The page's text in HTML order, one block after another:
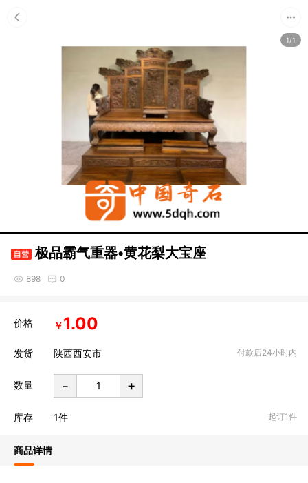
1/1
极品霸气重器•黄花梨大宝座
898 0
价格 ￥1.00
发货 陕西西安市 付款后24小时内
数量 - +
库存 1件 起订1件
商品详情